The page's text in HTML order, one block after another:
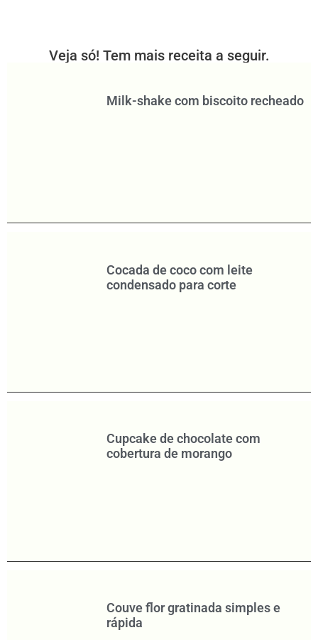
Veja só! Tem mais receita a seguir.
Milk-shake com biscoito recheado
Cocada de coco com leite
condensado para corte
Cupcake de chocolate com
cobertura de morango
Couve flor gratinada simples e
rápida